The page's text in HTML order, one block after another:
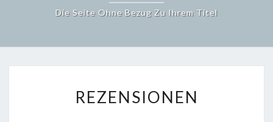
Die Seite Ohne Bezug Zu Ihrem Titel
REZENSIONEN